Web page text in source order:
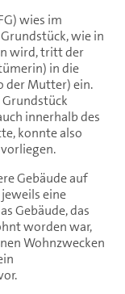
wies im
wie in
wird, tritt der
in die
der Mutter) ein.
innerhalb des
konnte also
Gebäude auf
eine
Gebäude, das
worden war,
Wohnzwecken